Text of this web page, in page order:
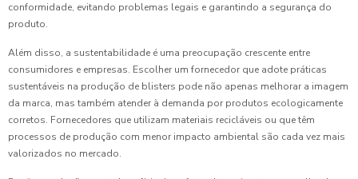
conformidade, evitando problemas legais e garantindo a segurança do
produto.
Além disso, a sustentabilidade é uma preocupação crescente entre
consumidores e empresas. Escolher um fornecedor que adote práticas
sustentáveis na produção de blisters pode não apenas melhorar a imagem
da marca, mas também atender à demanda por produtos ecologicamente
corretos. Fornecedores que utilizam materiais recicláveis ou que têm
processos de produção com menor impacto ambiental são cada vez mais
valorizados no mercado.